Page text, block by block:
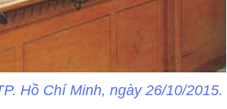
Hồ Chí Minh, ngày 26/10/2015.